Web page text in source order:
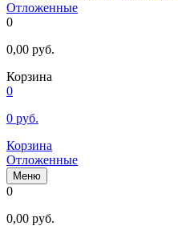
Отложенные
0
0,00 руб.
Корзина
0
0 руб.
Корзина
Отложенные
Меню
0
0,00 руб.